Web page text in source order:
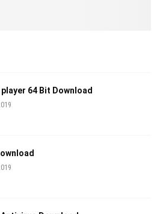
64 Bit Download